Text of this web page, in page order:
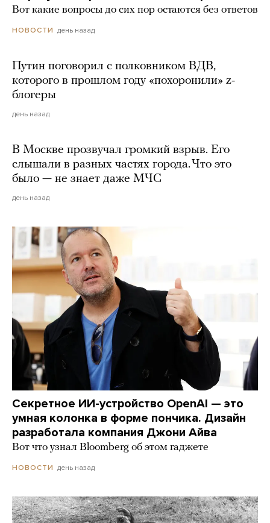
Вот какие вопросы до сих пор остаются без ответов
НОВОСТИ день назад
Путин поговорил с полковником ВДВ,
которого в прошлом году «похоронили» z-
блогеры
день назад
В Москве прозвучал громкий взрыв. Его
слышали в разных частях города. Что это
было — не знает даже МЧС
день назад
Секретное ИИ-устройство OpenAI — это
умная колонка в форме пончика. Дизайн
разработала компания Джони Айва
Вот что узнал Bloomberg об этом гаджете
НОВОСТИ день назад